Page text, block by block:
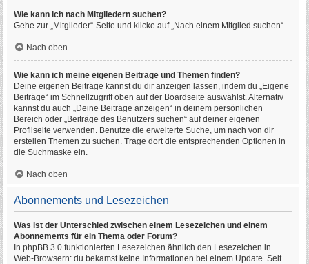
Wie kann ich nach Mitgliedern suchen?
Gehe zur „Mitglieder“-Seite und klicke auf „Nach einem Mitglied suchen“.
Nach oben
Wie kann ich meine eigenen Beiträge und Themen finden?
Deine eigenen Beiträge kannst du dir anzeigen lassen, indem du „Eigene
Beiträge“ im Schnellzugriff oben auf der Boardseite auswählst. Alternativ
kannst du auch „Deine Beiträge anzeigen“ in deinem persönlichen
Bereich oder „Beiträge des Benutzers suchen“ auf deiner eigenen
Profilseite verwenden. Benutze die erweiterte Suche, um nach von dir
erstellen Themen zu suchen. Trage dort die entsprechenden Optionen in
die Suchmaske ein.
Nach oben
Abonnements und Lesezeichen
Was ist der Unterschied zwischen einem Lesezeichen und einem
Abonnements für ein Thema oder Forum?
In phpBB 3.0 funktionierten Lesezeichen ähnlich den Lesezeichen in
Web-Browsern: du bekamst keine Informationen bei einem Update. Seit